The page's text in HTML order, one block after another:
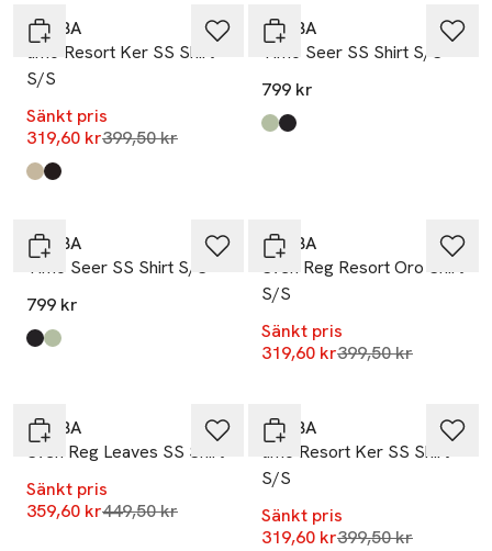
GABBA
timo Resort Ker SS Shirt
S/S
Sänkt pris
319,60 krLägsta pris 30 dagar
399,50 kr
Produkten finns i färgerna:
Alfa Green
Black
GABBA
Timo Seer SS Shirt S/S
799 kr
Produkten finns i färgerna:
Green Sea
Black
GABBA
Timo Seer SS Shirt S/S
799 kr
Produkten finns i färgerna:
Black
Green Sea
GABBA
Sven Reg Resort Oro Shirt
S/S
Sänkt pris
319,60 krLägsta pris 30
399,50 kr
GABBA
Sven Reg Leaves SS Shirt
Sänkt pris
359,60 krLägsta pris 30 dagar
449,50 kr
GABBA
timo Resort Ker SS Shirt
S/S
Sänkt pris
319,60 krLägsta pris 30
399,50 kr